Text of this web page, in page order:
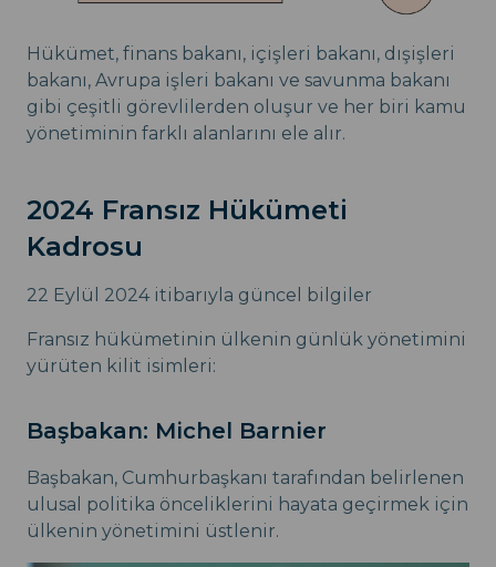
Hükümet, finans bakanı, içişleri bakanı, dışişleri
bakanı, Avrupa işleri bakanı ve savunma bakanı
gibi çeşitli görevlilerden oluşur ve her biri kamu
yönetiminin farklı alanlarını ele alır.
2024 Fransız Hükümeti
Kadrosu
22 Eylül 2024 itibarıyla güncel bilgiler
Fransız hükümetinin ülkenin günlük yönetimini
yürüten kilit isimleri:
Başbakan: Michel Barnier
Başbakan, Cumhurbaşkanı tarafından belirlenen
ulusal politika önceliklerini hayata geçirmek için
ülkenin yönetimini üstlenir.